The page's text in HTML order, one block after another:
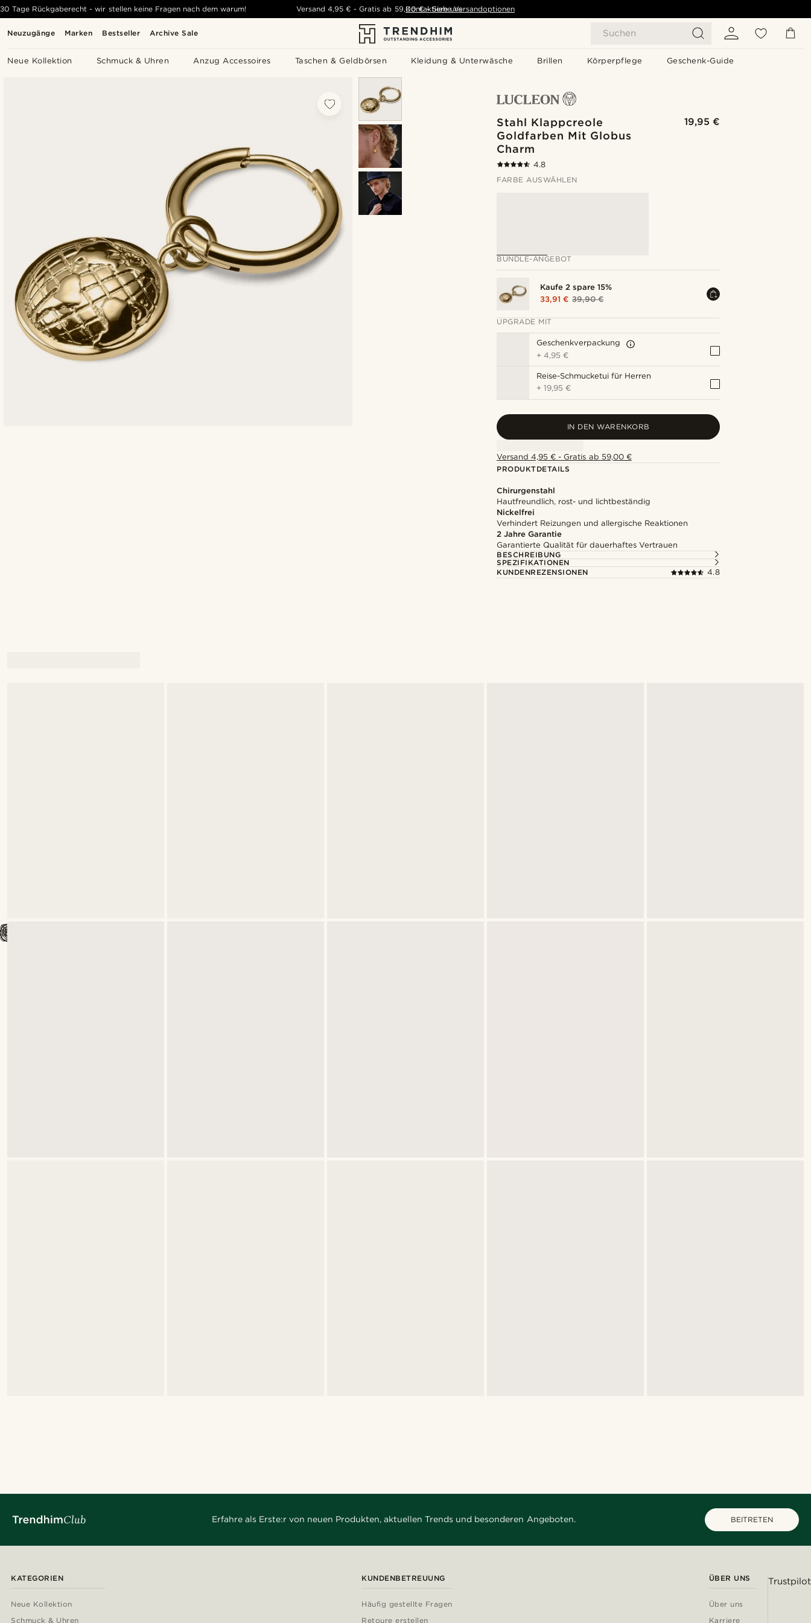
Neuzugänge Marken Bestseller Archive Sale Suchen
Neue Kollektion Schmuck & Uhren Anzug Accessoires Taschen & Geldbörsen Kleidung & Unterwäsche Brillen Körperpflege Geschenk-Guide
30 Tage Rückgaberecht - wir stellen keine Fragen nach dem warum! Versand 4,95 € -Gratis ab 59,00 € - Siehe Versandoptionen
Kontaktiere uns
Stahl Klappcreole
Goldfarben Mit Globus
Charm
19,95 €
4.8
FARBE AUSWÄHLEN
BUNDLE-ANGEBOT
Kaufe 2 spare 15%
33,91 € 39,90 €
UPGRADE MIT
Geschenkverpackung
+4,95 €
Reise-Schmucketui für Herren
+19,95 €
IN DEN WARENKORB
Versand 4,95 € - Gratis ab 59,00 €
PRODUKTDETAILS
Chirurgenstahl
Hautfreundlich, rost- und lichtbeständig
Nickelfrei
Verhindert Reizungen und allergische Reaktionen
2 Jahre Garantie
Garantierte Qualität für dauerhaftes Vertrauen
BESCHREIBUNG
SPEZIFIKATIONEN
KUNDENREZENSIONEN
4.8
Erfahre als Erste:r von neuen Produkten, aktuellen Trends und besonderen Angeboten. BEITRETEN
KATEGORIEN
Neue Kollektion
Schmuck & Uhren
KUNDENBETREUUNG
Häufig gestellte Fragen
Retoure erstellen
ÜBER UNS
Über uns
Karriere
Trustpilot